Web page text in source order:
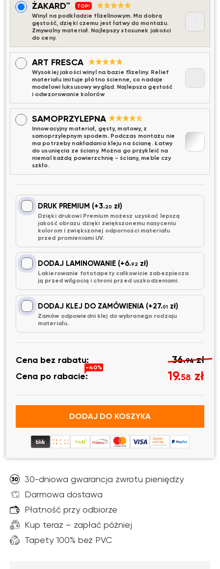
ŻAKARD™ TOP!
Winyl na podkładzie flizelinowym. Ma dobrą
gęstość, dzięki czemu jest łatwy do montażu.
Zmywalny materiał. Najlepszy stosunek jakości
do ceny.
ART FRESCA
Wysokiej jakości winyl na bazie flizeliny. Relief
materiału imituje płótno ścienne, co nadaje
modelowi luksusowy wygląd. Najlepsza gęstość
i odwzorowanie kolorów
SAMOPRZYLEPNA
Innowacyjny materiał, gęsty, matowy, z
samoprzylepnym spodem. Podczas montażu nie
ma potrzeby nakładania kleju na ścianę. Łatwy
do usunięcia ze ściany. Można go przykleić na
niemal każdą powierzchnię - ściany, meble czy
szkło.
DRUK PREMIUM (+3.20 zł)
Dzięki drukowi Premium możesz uzyskać lepszą
jakość obrazu dzięki zwiększonemu nasyceniu
kolorom i zwiększonej odporności materiału
przed promieniami UV.
DODAJ LAMINOWANIE (+6.92 zł)
Lakierowanie fototapety całkowicie zabezpiecza
ją przed wilgocią i chroni przed uszkodzeniami.
DODAJ KLEJ DO ZAMÓWIENIA (+27.01 zł)
Zamów odpowiedni klej do wybranego rodzaju
materiału.
Cena bez rabatu: 36.94zł
Cena po rabacie:
-40%
19.58 zł
DODAJ DO KOSZYKA
Płatność po
otrzymaniu
30-dniowa gwarancja zwrotu pieniędzy
Darmowa dostawa
Płatność przy odbiorze
Kup teraz – zapłać później
Tapety 100% bez PVC